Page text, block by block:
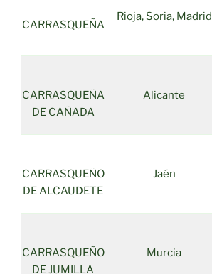
CARRASQUEÑA
Rioja, Soria, Madrid
CARRASQUEÑA
DE CAÑADA
Alicante
CARRASQUEÑO
DE ALCAUDETE
Jaén
CARRASQUEÑO
DE JUMILLA
Murcia